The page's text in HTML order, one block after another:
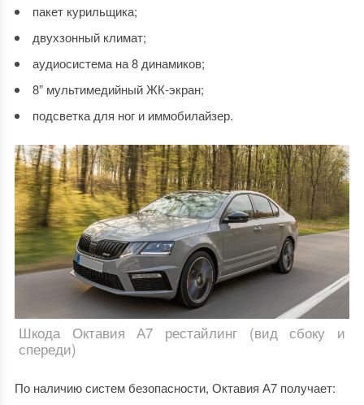
пакет курильщика;
двухзонный климат;
аудиосистема на 8 динамиков;
8” мультимедийный ЖК-экран;
подсветка для ног и иммобилайзер.
Шкода Октавия А7 рестайлинг (вид сбоку и
спереди)
По наличию систем безопасности, Октавия А7 получает: